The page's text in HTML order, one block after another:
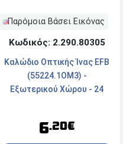
Παρόμοια Βάσει Εικόνας
Κωδικός: 2.290.80305
Καλώδιο Οπτικής Ίνας EFB
(55224.1OM3) -
Εξωτερικού Χώρου - 24
6.20€